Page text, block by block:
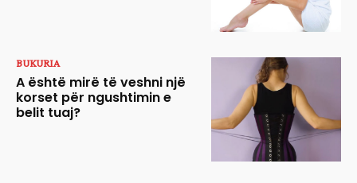
BUKURIA
A është mirë të veshni një
korset për ngushtimin e
belit tuaj?